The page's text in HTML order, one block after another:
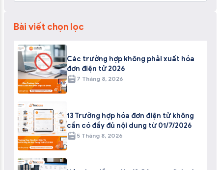
Bài viết chọn lọc
Các trường hợp không phải xuất hóa
đơn điện tử 2026
7 Tháng 8, 2026
13 Trường hợp hóa đơn điện tử không
cần có đầy đủ nội dung từ 01/7/2026
5 Tháng 8, 2026